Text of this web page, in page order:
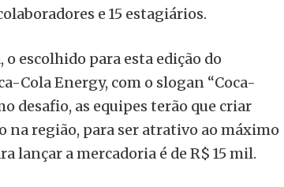
e 15 estagiários.
escolhido para esta edição do
Cola Energy, com o slogan “Coca-
desafio, as equipes terão que criar
região, para ser atrativo ao máximo
lançar a mercadoria é de R$ 15 mil.